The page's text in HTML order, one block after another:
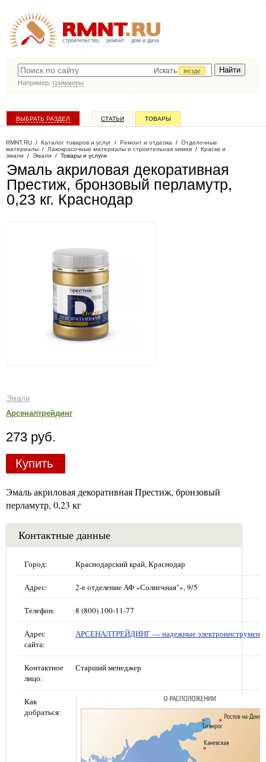
строительство ремонт дом и дача
Искать
везде
Например, триммеры
ВЫБРАТЬ РАЗДЕЛ СТАТЬИ ТОВАРЫ
RMNT.RU / Каталог товаров и услуг / Ремонт и отделка / Отделочные
материалы / Лакокрасочные материалы и строительная химия / Краски и
эмали / Эмали / Товары и услуги
Эмаль акриловая декоративная
Престиж, бронзовый перламутр,
0,23 кг. Краснодар
Эмали
Арсеналтрейдинг
273 руб.
Купить
Эмаль акриловая декоративная Престиж, бронзовый
перламутр, 0,23 кг
Контактные данные
Город: Краснодарский край, Краснодар
Адрес: 2-е отделение АФ «Солнечная"», 9/5
Телефон: 8 (800) 100-11-77
Адрес
сайта:
АРСЕНАЛТРЕЙДИНГ — надежные
Контактное
лицо:
Старший менеджер
Как
добраться: